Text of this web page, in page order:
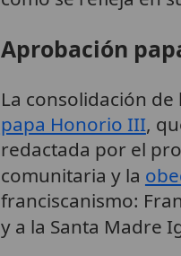
Aprobación
La consolidación
papa Honorio III,
redactada por el
comunitaria y la
franciscanismo:
y a la Santa Madre